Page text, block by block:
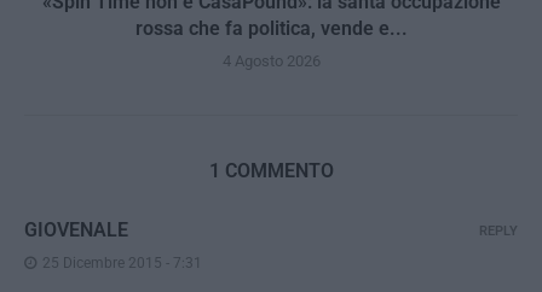
rossa che fa politica, vende e...
4 Agosto 2026
1 COMMENTO
GIOVENALE
25 Dicembre 2015 - 7:31
REPLY